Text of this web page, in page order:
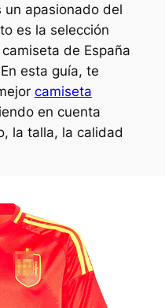
un apasionado del
es la selección
de España
esta guía, te
camiseta
en cuenta
la talla, la calidad